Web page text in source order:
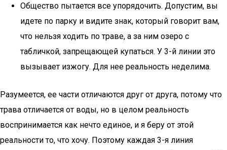
Общество пытается все упорядочить. Допустим, вы
идете по парку и видите знак, который говорит вам,
что нельзя ходить по траве, а за ним озеро с
табличкой, запрещающей купаться. У 3-й линии это
вызывает изжогу. Для нее реальность неделима.
Разумеется, ее части отличаются друг от друга, потому что
трава отличается от воды, но в целом реальность
воспринимается как нечто единое, и я беру от этой
реальности то, что хочу. Поэтому каждая 3-я линия